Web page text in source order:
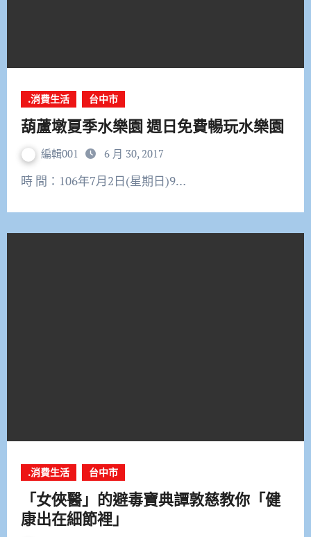
.消費生活 台中市
葫蘆墩夏季水樂園 週日免費暢玩水樂園
編輯001 6 月 30, 2017
時 間：106年7月2日(星期日)9…
.消費生活 台中市
「女俠醫」的避毒寶典譚敦慈教你「健
康出在細節裡」